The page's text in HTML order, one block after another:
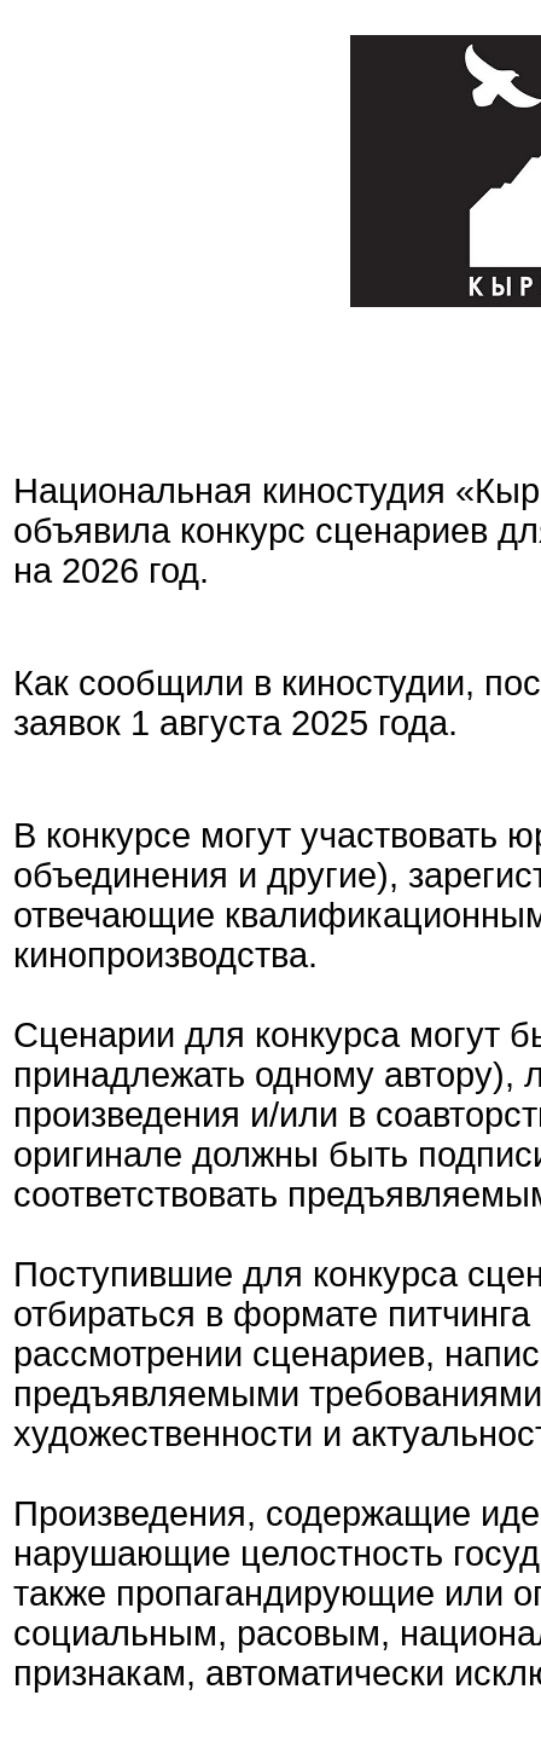
Национальная киностудия
объявила конкурс сценариев
на 2026 год.
Как сообщили в киностудии,
заявок 1 августа 2025 года.
В конкурсе могут участвовать
объединения и другие),
отвечающие
кинопроизводства.
Сценарии для конкурса могут
принадлежать одному автору),
произведения и/или в
оригинале должны быть
соответствовать
Поступившие для конкурса
отбираться в формате
рассмотрении сценариев,
предъявляемыми
художественности и
Произведения, содержащие
нарушающие целостность
также пропагандирующие или
социальным, расовым,
признакам, автоматически